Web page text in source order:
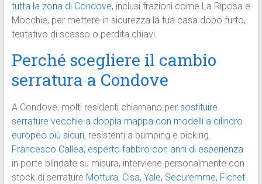
tutta la zona di Condove, inclusi frazioni come La Riposa e
Mocchie, per mettere in sicurezza la tua casa dopo furto,
tentativo di scasso o perdita chiavi.
Perché scegliere il cambio
serratura a Condove
A Condove, molti residenti chiamano per sostituire
serrature vecchie a doppia mappa con modelli a cilindro
europeo più sicuri, resistenti a bumping e picking.
Francesco Callea, esperto fabbro con anni di esperienza
in porte blindate su misura, interviene personalmente con
stock di serrature Mottura, Cisa, Yale, Securemme, Fichet